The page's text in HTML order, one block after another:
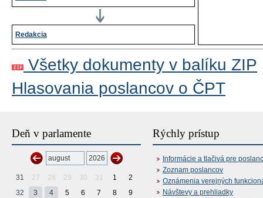
Redakcia
Všetky dokumenty v balíku ZIP
Hlasovania poslancov o ČPT
Deň v parlamente
31 27 28 29 30 31 1
2
32
3 4 5 6 7 8
9
Rýchly prístup
Informácie a tlačivá pre
Zoznam poslancov
Oznámenia verejných
Návštevy a prehliadky